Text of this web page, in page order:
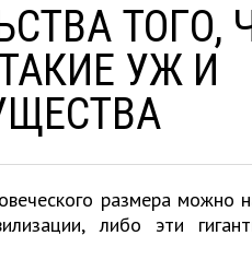
ТОГО,
УЖ И
размера можно
либо эти